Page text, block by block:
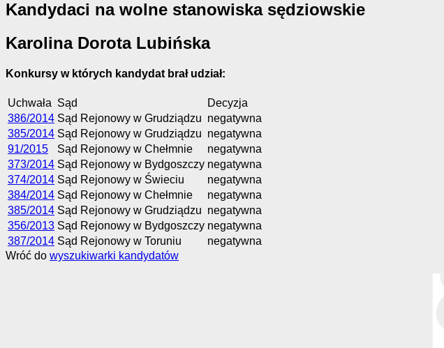
Kandydaci na wolne stanowiska sędziowskie
Karolina Dorota Lubińska
Konkursy w których kandydat brał udział:
Uchwała Sąd
Decyzja
386/2014 Sąd Rejonowy w Grudziądzu negatywna
385/2014 Sąd Rejonowy w Grudziądzu negatywna
91/2015
Sąd Rejonowy w Chełmnie
negatywna
373/2014 Sąd Rejonowy w Bydgoszczy negatywna
374/2014 Sąd Rejonowy w Świeciu
negatywna
384/2014 Sąd Rejonowy w Chełmnie
negatywna
385/2014 Sąd Rejonowy w Grudziądzu negatywna
356/2013 Sąd Rejonowy w Bydgoszczy negatywna
387/2014 Sąd Rejonowy w Toruniu
negatywna
Wróć do wyszukiwarki kandydatów